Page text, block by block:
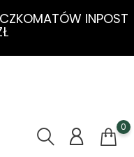
INPOST
0